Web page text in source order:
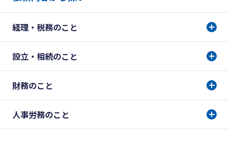
経理・税務のこと
設立・相続のこと
財務のこと
人事労務のこと